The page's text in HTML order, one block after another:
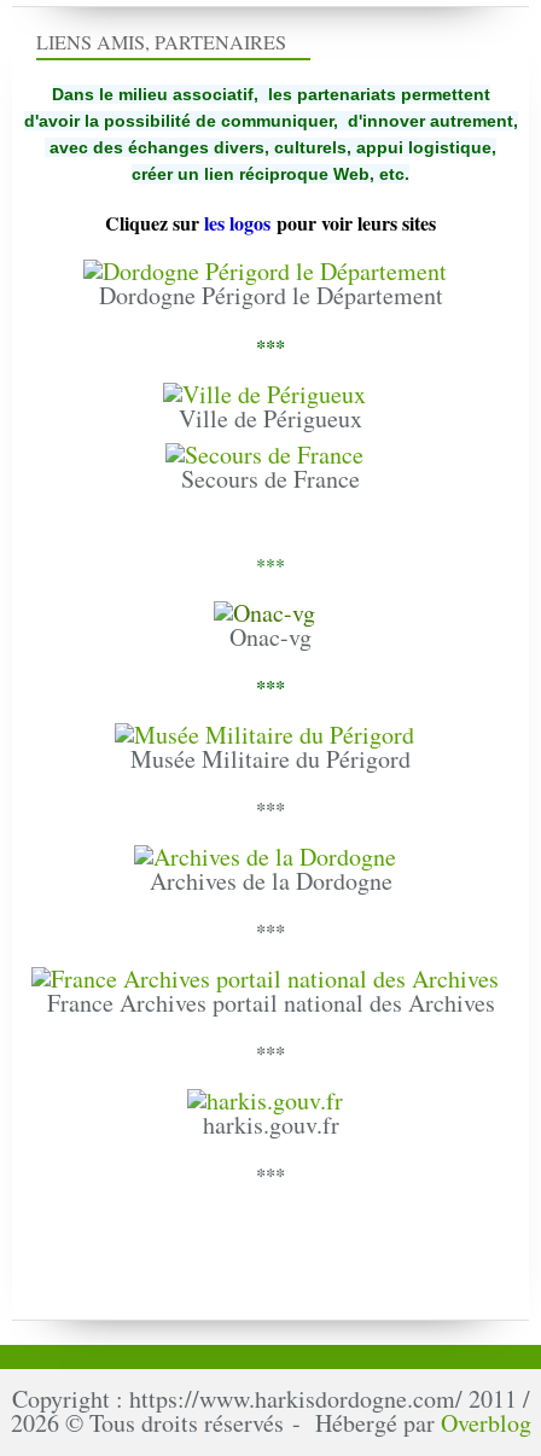
LIENS AMIS, PARTENAIRES
Dans le milieu associatif, les partenariats permettent
d'avoir la possibilité de communiquer, d'innover autrement,
avec des échanges divers, culturels, appui logistique,
créer un lien réciproque Web, etc.
Cliquez surles logos pour voir leurs sites
Dordogne Périgord le Département
***
Ville de Périgueux
Secours de France
***
Onac-vg
***
Musée Militaire du Périgord
***
Archives de la Dordogne
***
France Archives portail national des Archives
***
harkis.gouv.fr
***
Copyright : https://www.harkisdordogne.com/ 2011 /
2026 © Tous droits réservés - Hébergé parOverblog